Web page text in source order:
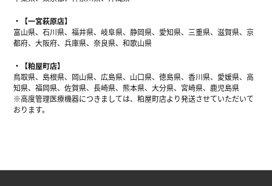
【一宮萩原店】
富山県、石川県、福井県、岐阜県、静岡県、愛知県、三重県、滋賀県、京
都府、大阪府、兵庫県、奈良県、和歌山県
【粕屋町店】
鳥取県、島根県、岡山県、広島県、山口県、徳島県、香川県、愛媛県、高
知県、福岡県、佐賀県、長崎県、熊本県、大分県、宮崎県、鹿児島県
※高度管理医療機器につきましては、粕屋町店より発送させていただいて
おります。